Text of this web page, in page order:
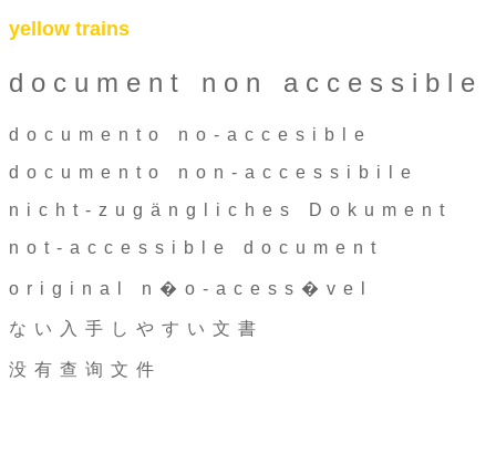
yellow trains
document non accessible
documento no-accesible
documento non-accessibile
nicht-zugängliches Dokument
not-accessible document
original n�o-acess�vel
ない入手しやすい文書
没有查询文件